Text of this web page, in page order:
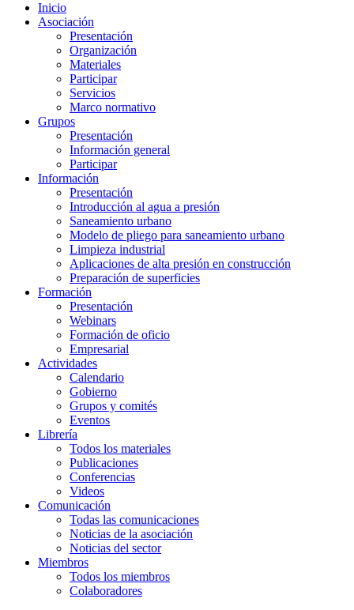
Inicio
Asociación
Presentación
Organización
Materiales
Participar
Servicios
Marco normativo
Grupos
Presentación
Información general
Participar
Información
Presentación
Introducción al agua a presión
Saneamiento urbano
Modelo de pliego para saneamiento urbano
Limpieza industrial
Aplicaciones de alta presión en construcción
Preparación de superficies
Formación
Presentación
Webinars
Formación de oficio
Empresarial
Actividades
Calendario
Gobierno
Grupos y comités
Eventos
Librería
Todos los materiales
Publicaciones
Conferencias
Videos
Comunicación
Todas las comunicaciones
Noticias de la asociación
Noticias del sector
Miembros
Todos los miembros
Colaboradores